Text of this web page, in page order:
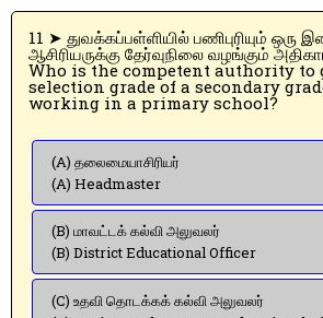
11 ➤ துவக்கப்பள்ளியில் பணிபுரியும் ஒரு இடைநிலை
ஆசிரியருக்கு தேர்வுநிலை வழங்கும்
Who is the competent authority to
selection grade of a secondary
working in a primary school?
(A) தலைமையாசிரியர்
(A) Headmaster
(B) மாவட்டக் கல்வி அலுவலர்
(B) District Educational Officer
(C) உதவி தொடக்கக் கல்வி அலுவலர்